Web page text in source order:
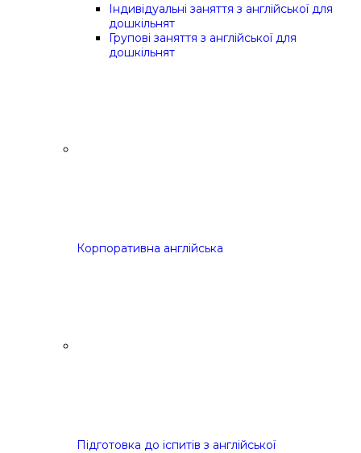
Індивідуальні заняття з англійської для
дошкільнят
Групові заняття з англійської для
дошкільнят
Корпоративна англійська
Підготовка до іспитів з англійської